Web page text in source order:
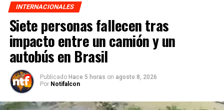
INTERNACIONALES
Siete personas fallecen tras
impacto entre un camión y un
autobús en Brasil
Publicado Hace 5 horas on agosto 8, 2026
Por Notifalcon